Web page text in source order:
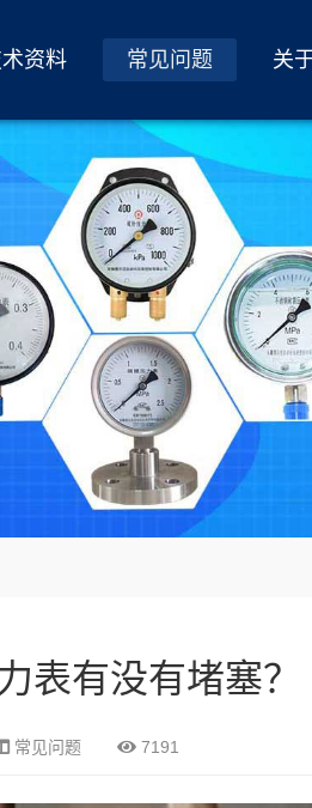
资料 常见问题 关
表有没有堵塞？
常见问题 7191